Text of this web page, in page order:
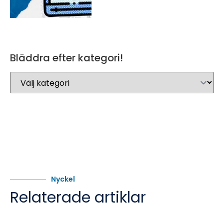
Bläddra efter kategori!
Nyckel
Relaterade artiklar